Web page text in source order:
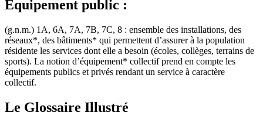
Équipement public :
(g.n.m.) 1A, 6A, 7A, 7B, 7C, 8 : ensemble des installations, des
réseaux*, des bâtiments* qui permettent d’assurer à la population
résidente les services dont elle a besoin (écoles, collèges, terrains de
sports). La notion d’équipement* collectif prend en compte les
équipements publics et privés rendant un service à caractère
collectif.
Le Glossaire Illustré